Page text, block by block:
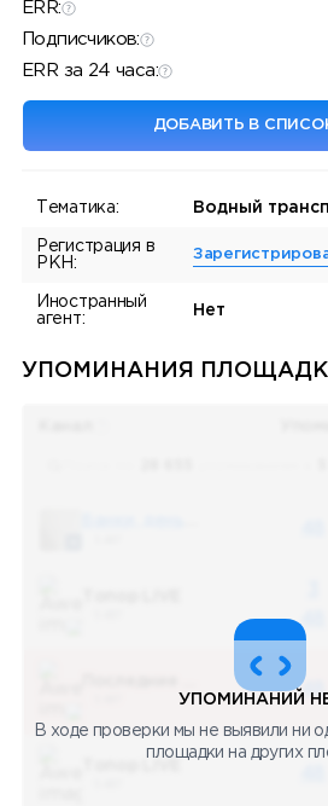
ERR:
Подписчиков:
ERR за 24 часа:
ДОБАВИТЬ В
Тематика: Водный
Регистрация в
РКН:
Иностранный
агент:
Нет
УПОМИНАНИЯ
48
48
УПОМИНАНИЙ
В ходе проверки мы не выявили ни
площадки на других